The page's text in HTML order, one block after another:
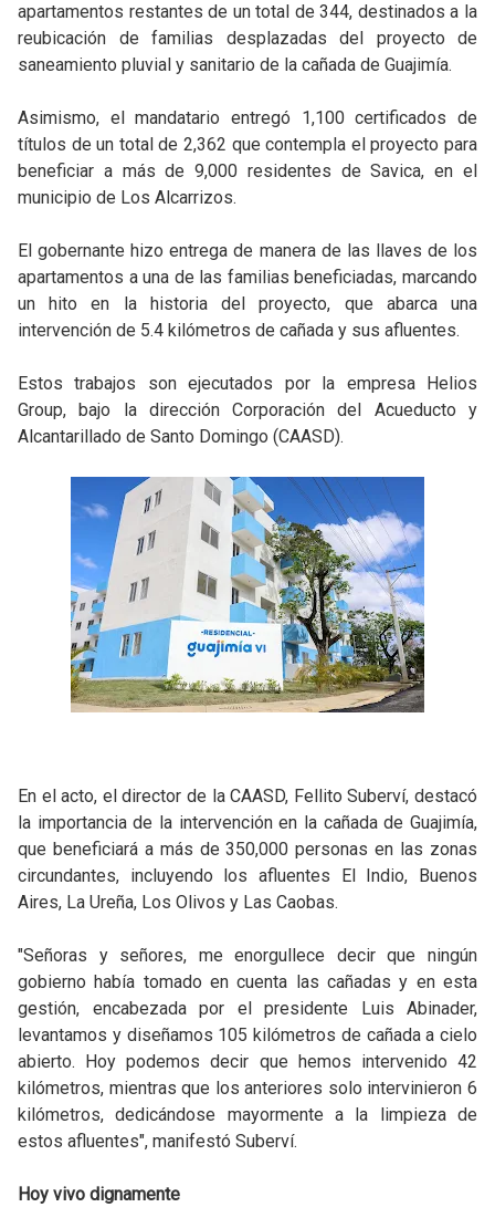
apartamentos restantes de un total de 344, destinados a la
reubicación de familias desplazadas del proyecto de
saneamiento pluvial y sanitario de la cañada de Guajimía.
Asimismo, el mandatario entregó 1,100 certificados de
títulos de un total de 2,362 que contempla el proyecto para
beneficiar a más de 9,000 residentes de Savica, en el
municipio de Los Alcarrizos.
El gobernante hizo entrega de manera de las llaves de los
apartamentos a una de las familias beneficiadas, marcando
un hito en la historia del proyecto, que abarca una
intervención de 5.4 kilómetros de cañada y sus afluentes.
Estos trabajos son ejecutados por la empresa Helios
Group, bajo la dirección Corporación del Acueducto y
Alcantarillado de Santo Domingo (CAASD).
En el acto, el director de la CAASD, Fellito Suberví, destacó
la importancia de la intervención en la cañada de Guajimía,
que beneficiará a más de 350,000 personas en las zonas
circundantes, incluyendo los afluentes El Indio, Buenos
Aires, La Ureña, Los Olivos y Las Caobas.
"Señoras y señores, me enorgullece decir que ningún
gobierno había tomado en cuenta las cañadas y en esta
gestión, encabezada por el presidente Luis Abinader,
levantamos y diseñamos 105 kilómetros de cañada a cielo
abierto. Hoy podemos decir que hemos intervenido 42
kilómetros, mientras que los anteriores solo intervinieron 6
kilómetros, dedicándose mayormente a la limpieza de
estos afluentes", manifestó Suberví.
Hoy vivo dignamente